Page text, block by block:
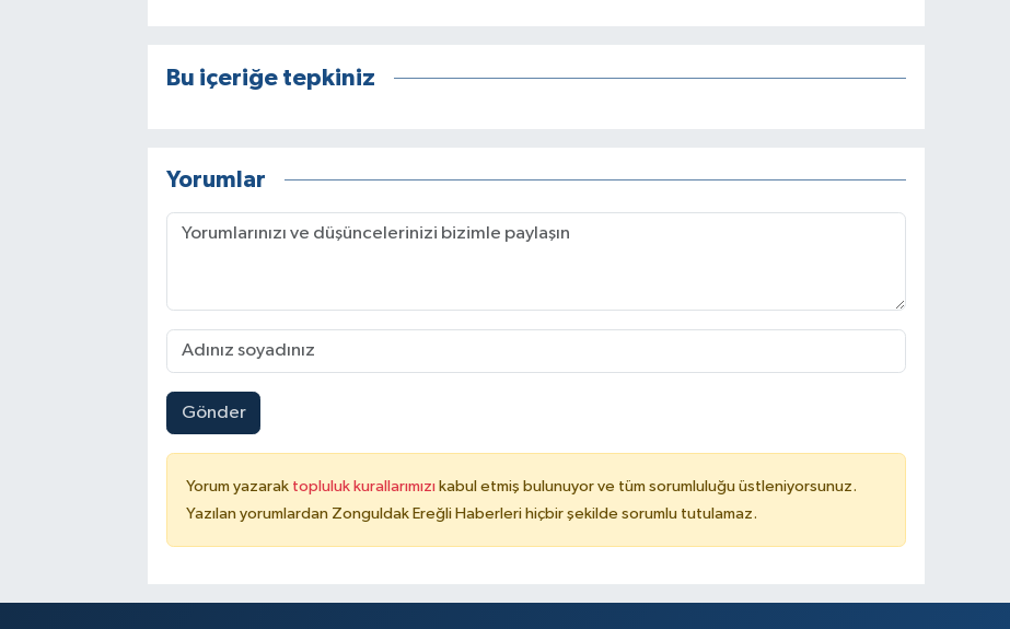
Bu içeriğe tepkiniz
Yorumlar
Gönder
Yorum yazarak topluluk kurallarımızı kabul etmiş bulunuyor ve tüm sorumluluğu üstleniyorsunuz.
Yazılan yorumlardan Zonguldak Ereğli Haberleri hiçbir şekilde sorumlu tutulamaz.